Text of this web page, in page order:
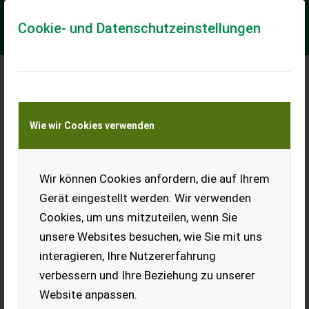
Cookie- und Datenschutzeinstellungen
Wie wir Cookies verwenden
Wir können Cookies anfordern, die auf Ihrem
Gerät eingestellt werden. Wir verwenden
Cookies, um uns mitzuteilen, wenn Sie
unsere Websites besuchen, wie Sie mit uns
interagieren, Ihre Nutzererfahrung
verbessern und Ihre Beziehung zu unserer
Website anpassen.
Meine Transportkostenanfrage
Transport von Land- und Baumaschinen –
KEINE Tiertransporte
Sonstige Hartner
Zapfwellengenerator
10 kVA
HARTNER
Zapfwellengenerator 10,0
kVA, mind.
Traktorzapfwellenleistung
25 PS, Langsamläufer 1.500 Umdrehungen pro Minute, inkl.
AVR-Regelung, Gewich...